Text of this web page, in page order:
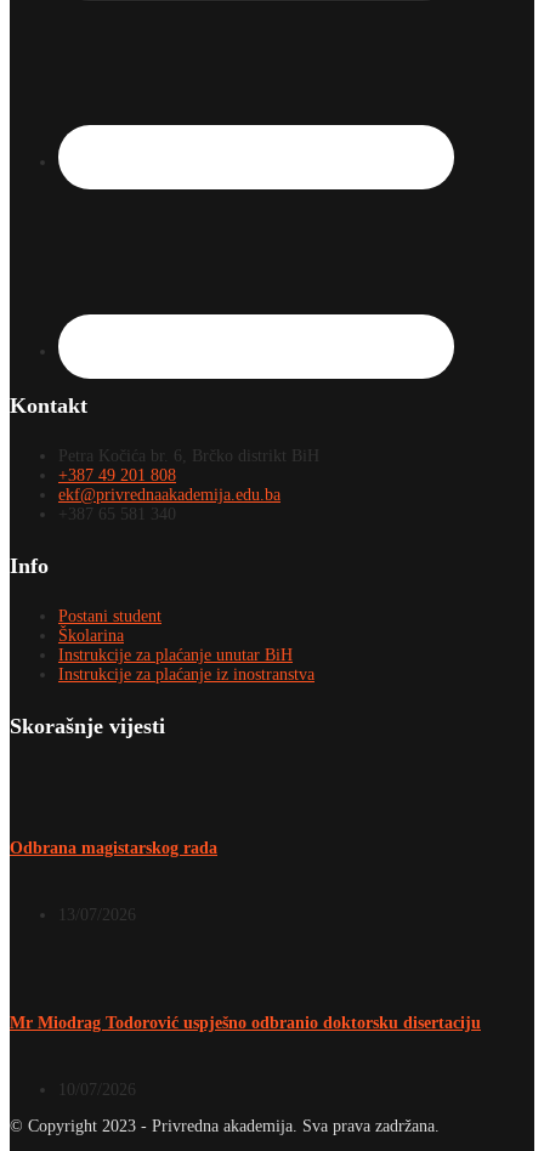
Kontakt
Petra Kočića br. 6, Brčko distrikt BiH
+387 49 201 808
ekf@privrednaakademija.edu.ba
+387 65 581 340
Info
Postani student
Školarina
Instrukcije za plaćanje unutar BiH
Instrukcije za plaćanje iz inostranstva
Skorašnje vijesti
Odbrana magistarskog rada
13/07/2026
Mr Miodrag Todorović uspješno odbranio doktorsku disertaciju
10/07/2026
© Copyright 2023 - Privredna akademija. Sva prava zadržana.